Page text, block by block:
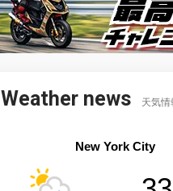
Weather news 天気情
New York City